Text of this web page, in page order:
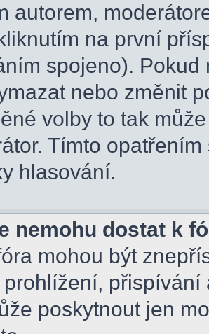
autorem,
na první
spojeno).
nebo změnit
volby to tak
Tímto
hlasování.
nemohu dostat k
mohou být
poskytnout jen